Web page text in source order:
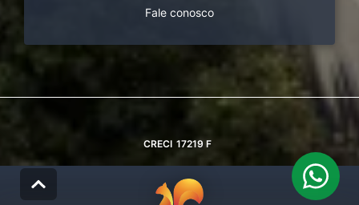
Fale conosco
CRECI 17219 F